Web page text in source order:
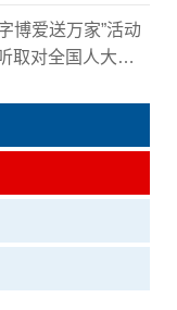
博爱送万家”活动
会工作报告稿的意见建议